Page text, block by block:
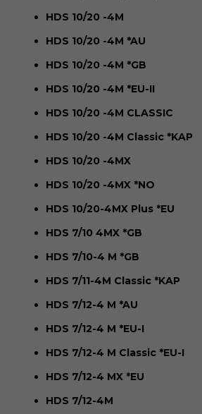
HDS 10/20 -4M
HDS 10/20 -4M *AU
HDS 10/20 -4M *GB
HDS 10/20 -4M *EU-II
HDS 10/20 -4M CLASSIC
HDS 10/20 -4M Classic *KAP
HDS 10/20 -4MX
HDS 10/20 -4MX *NO
HDS 10/20-4MX Plus *EU
HDS 7/10 4MX *GB
HDS 7/10-4 M *GB
HDS 7/11-4M Classic *KAP
HDS 7/12-4 M *AU
HDS 7/12-4 M *EU-I
HDS 7/12-4 M Classic *EU-I
HDS 7/12-4 MX *EU
HDS 7/12-4M